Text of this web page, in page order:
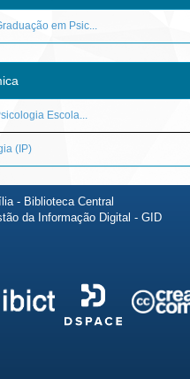
em Psic...
Escola...
(IP)
- Biblioteca Central
da Informação Digital - GID